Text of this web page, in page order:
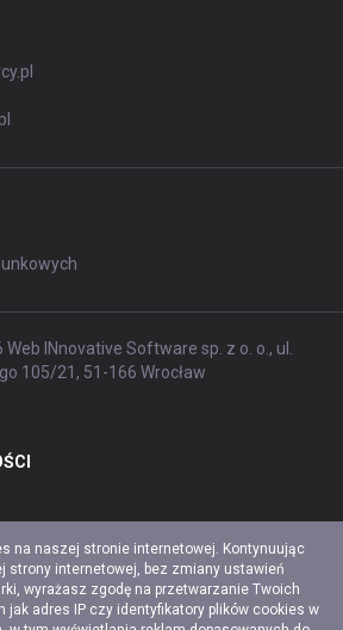
INnovative Software sp. z o. o., ul.
105/21, 51-166 Wrocław
na naszej stronie internetowej. Kontynuując
strony internetowej, bez zmiany ustawień
wyrażasz zgodę na przetwarzanie Twoich
jak adres IP czy identyfikatory plików cookies w